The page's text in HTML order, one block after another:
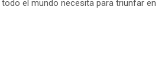
el mundo necesita para triunfar en